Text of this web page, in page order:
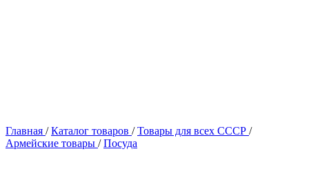
Главная / Каталог товаров / Товары для всех СССР /
Армейские товары / Посуда